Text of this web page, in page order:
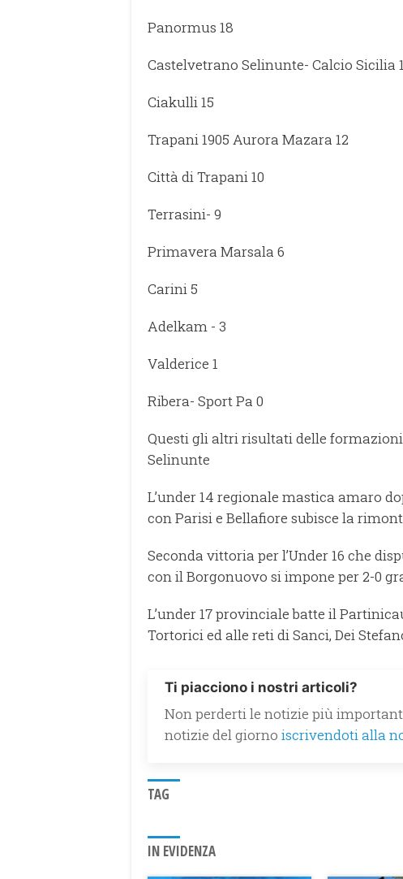
Panormus 18
Castelvetrano Selinunte- Calcio Sicilia
Ciakulli 15
Trapani 1905 Aurora Mazara 12
Città di Trapani 10
Terrasini- 9
Primavera Marsala 6
Carini 5
Adelkam - 3
Valderice 1
Ribera- Sport Pa 0
Questi gli altri risultati delle
Selinunte
L’under 14 regionale mastica amaro
con Parisi e Bellafiore subisce la
Seconda vittoria per l’Under 16 che
con il Borgonuovo si impone per 2-0
L’under 17 provinciale batte il
Tortorici ed alle reti di Sanci, Dei
Ti piacciono i nostri articoli?
Non perderti le notizie più
notizie del giorno iscrivendoti alla
TAG
IN EVIDENZA